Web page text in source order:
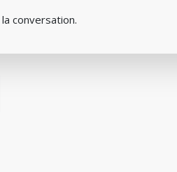
conversation.